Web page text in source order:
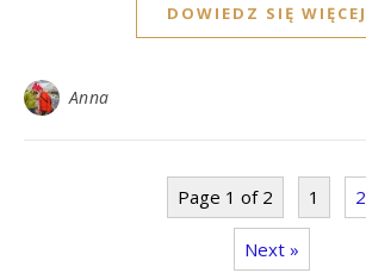
DOWIEDZ SIĘ WIĘCEJ
Anna
Page 1 of 2 1 2
Next »